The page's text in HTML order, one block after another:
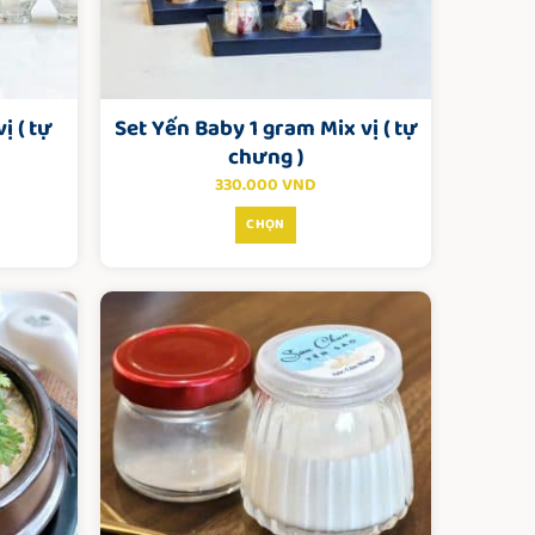
( tự
Set Yến Baby 1 gram Mix vị ( tự
chưng )
330.000VND
CHỌN
này
có
nhiều
biến
thể.
Các
chọn